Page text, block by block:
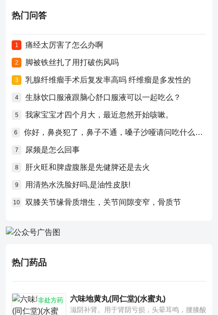
热门问答
1 痛经太厉害了怎么办啊
2 脚被铁丝扎了用打破伤风吗
3 乳腺纤维瘤手术后复发率高吗 纤维瘤是多发性的
4 生脉饮口服液跟脑心舒口服液可以一起吃么？
5 我家宝宝才四个月大，最近忽然开始咳嗽。
6 你好，鼻炎犯了，鼻子不通，嗓子沙哑请问吃什么药比较好？
7 尿频是怎么回事
8 肝火旺和脾虚腹胀是先健脾还是去火
9 用清热水洗脸好吗,是油性皮肤!
10 双膝关节缘骨质增生，关节间隙变窄，骨质节
热门药品
非处方药 六味地黄丸(同仁堂)(水蜜丸)
滋阴补肾。用于肾阴亏损，头晕耳鸣，腰膝酸